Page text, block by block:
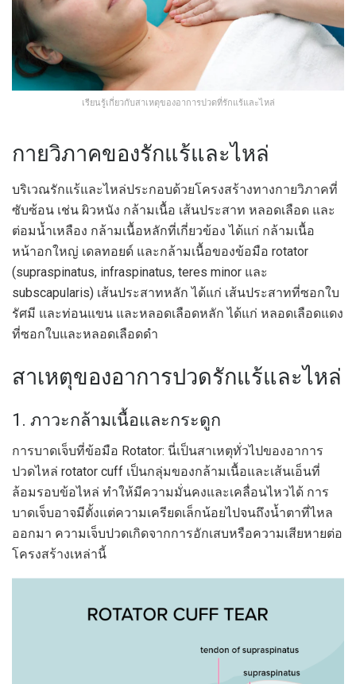
เรียนรู้เกี่ยวกับสาเหตุของอาการปวดที่รักแร้และไหล่
กายวิภาคของรักแร้และไหล่
บริเวณรักแร้และไหล่ประกอบด้วยโครงสร้างทางกายวิภาคที่
ซับซ้อน เช่น ผิวหนัง กล้ามเนื้อ เส้นประสาท หลอดเลือด และ
ต่อมน้ำเหลือง กล้ามเนื้อหลักที่เกี่ยวข้อง ได้แก่ กล้ามเนื้อ
หน้าอกใหญ่ เดลทอยด์ และกล้ามเนื้อของข้อมือ rotator
(supraspinatus, infraspinatus, teres minor และ
subscapularis) เส้นประสาทหลัก ได้แก่ เส้นประสาทที่ซอกใบ
รัศมี และท่อนแขน และหลอดเลือดหลัก ได้แก่ หลอดเลือดแดง
ที่ซอกใบและหลอดเลือดดำ
สาเหตุของอาการปวดรักแร้และไหล่
1. ภาวะกล้ามเนื้อและกระดูก
การบาดเจ็บที่ข้อมือ Rotator: นี่เป็นสาเหตุทั่วไปของอาการ
ปวดไหล่ rotator cuff เป็นกลุ่มของกล้ามเนื้อและเส้นเอ็นที่
ล้อมรอบข้อไหล่ ทำให้มีความมั่นคงและเคลื่อนไหวได้ การ
บาดเจ็บอาจมีตั้งแต่ความเครียดเล็กน้อยไปจนถึงน้ำตาที่ไหล
ออกมา ความเจ็บปวดเกิดจากการอักเสบหรือความเสียหายต่อ
โครงสร้างเหล่านี้